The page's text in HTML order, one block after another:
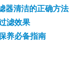
器清洁的正确方法
滤效果
养必备指南